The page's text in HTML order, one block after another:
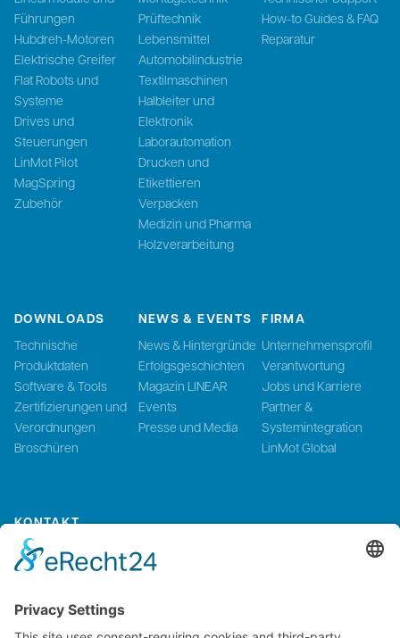
Führungen
Hubdreh-Motoren
Elektrische Greifer
Flat Robots und
Systeme
Drives und
Steuerungen
LinMot Pilot
MagSpring
Zubehör
Prüftechnik
Lebensmittel
Automobilindustrie
Textilmaschinen
Halbleiter und
Elektronik
Laborautomation
Drucken und
Etikettieren
Verpacken
Medizin und Pharma
Holzverarbeitung
How-to Guides & FAQ
Reparatur
DOWNLOADS
Technische
Produktdaten
Software & Tools
Zertifizierungen und
Verordnungen
Broschüren
NEWS & EVENTS
News & Hintergründe
Erfolgsgeschichten
Magazin LINEAR
Events
Presse und Media
FIRMA
Unternehmensprofil
Verantwortung
Jobs und Karriere
Partner &
Systemintegration
LinMot Global
KONTAKT
Kontaktieren Sie uns